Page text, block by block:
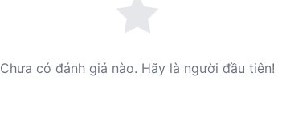
Chưa có đánh giá nào. Hãy là người đầu tiên!